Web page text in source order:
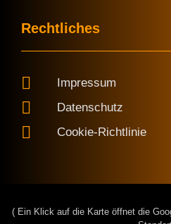
Rechtliches
Impressum
Datenschutz
Cookie-Richtlinie
( Ein Klick auf die Karte öffnet die